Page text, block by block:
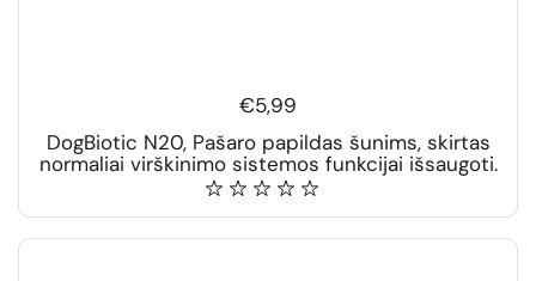
€5,99
DogBiotic N20, Pašaro papildas šunims, skirtas
normaliai virškinimo sistemos funkcijai išsaugoti.